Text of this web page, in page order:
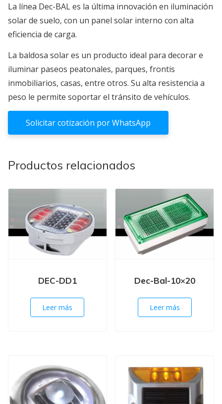
La línea Dec-BAL es la última innovación en iluminación
solar de suelo, con un panel solar interno con alta
eficiencia de carga.
La baldosa solar es un producto ideal para decorar e
iluminar paseos peatonales, parques, frontis
inmobiliarios, casas, entre otros. Su alta resistencia a
peso le permite soportar el tránsito de vehículos.
Solicitar cotización por WhatsApp
Productos relacionados
DEC-DD1
Leer más
Dec-Bal-10×20
Leer más